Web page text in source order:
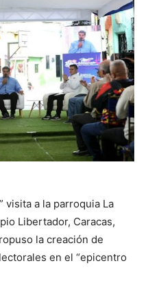
visita a la parroquia La
Libertador, Caracas,
la creación de
en el “epicentro